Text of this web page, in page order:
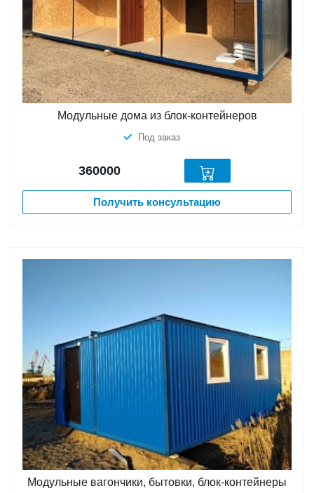
Модульные дома из блок-контейнеров
Под заказ
360000
Получить консультацию
Модульные вагончики, бытовки, блок-контейнеры